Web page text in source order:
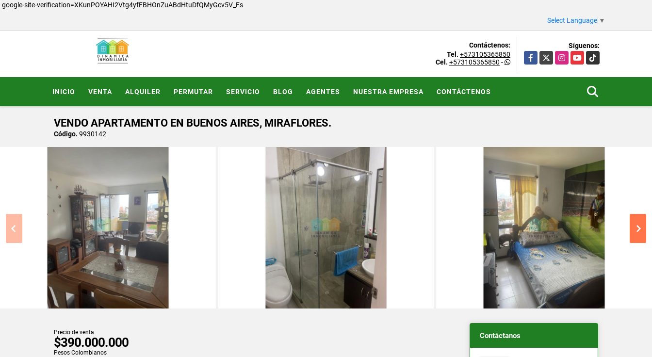
google-site-verification=XKunPOYAHI2Vtg4yfFBHOnZuABdHtuDfQMyGcv5V_Fs
Select Language ▼
Contáctenos:
Tel. +573105365850
Cel. +573105365850 -
Síguenos:
Facebook
X InstagramYouTubeTikTok
INICIO VENTA ALQUILER PERMUTAR SERVICIO BLOG AGENTES NUESTRA EMPRESA CONTÁCTENOS
VENDO APARTAMENTO EN BUENOS AIRES, MIRAFLORES.
Código. 9930142
Precio de venta
$390.000.000
Pesos Colombianos
Contáctanos